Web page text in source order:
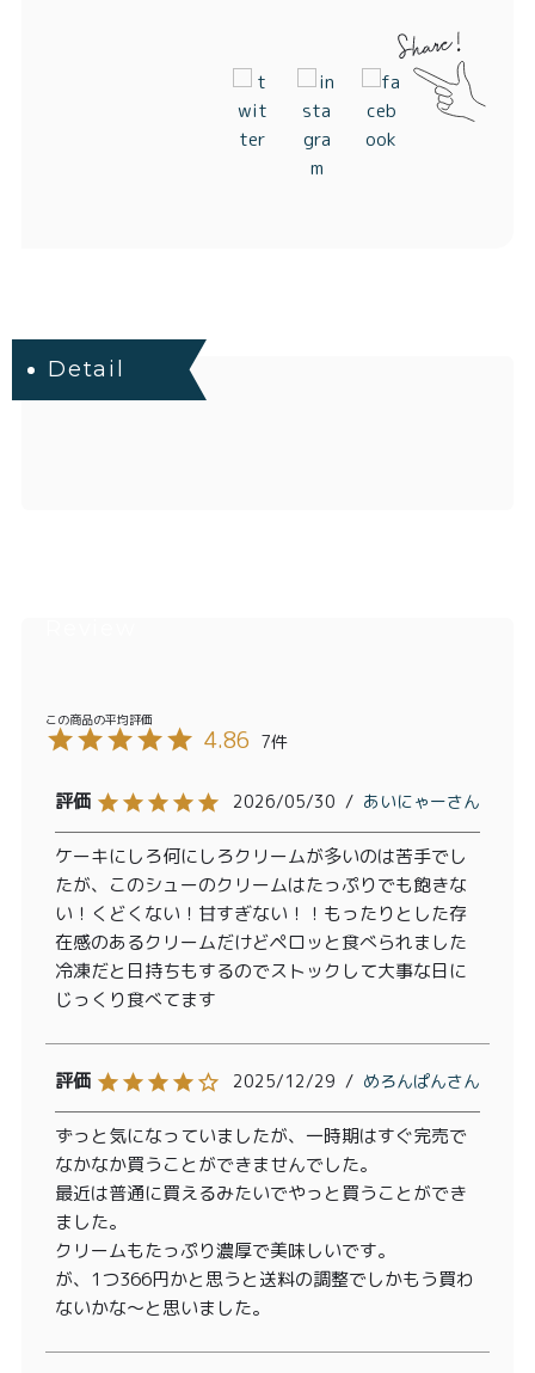
Detail
4.86 7
あいにゃー
2026/05/30
ケーキにしろ何にしろクリームが多いのは苦手でし
たが、このシューのクリームはたっぷりでも飽きな
い！くどくない！甘すぎない！！もったりとした存
在感のあるクリームだけどペロッと食べられました
冷凍だと日持ちもするのでストックして大事な日に
じっくり食べてます
めろんぱん
2025/12/29
ずっと気になっていましたが、一時期はすぐ完売で
なかなか買うことができませんでした。
最近は普通に買えるみたいでやっと買うことができ
ました。
クリームもたっぷり濃厚で美味しいです。
が、1つ366円かと思うと送料の調整でしかもう買わ
ないかな〜と思いました。